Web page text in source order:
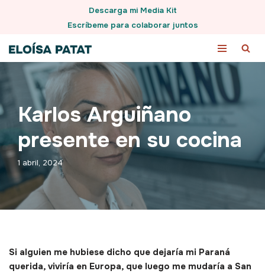
al
contenido
Descarga mi Media Kit
Escríbeme para colaborar juntos
Karlos Arguiñano
presente en su cocina
1 abril, 2024
Si alguien me hubiese dicho que dejaría mi Paraná
querida, viviría en Europa, que luego me mudaría a San